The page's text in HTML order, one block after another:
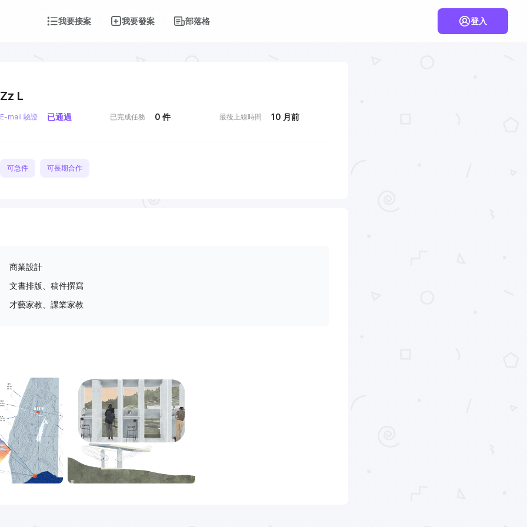
我要接案 我要發案 部落格 登入
Zz L
E-mail 驗證 已通過 已完成任務 0 件 最後上線時間 10 月前
可急件 可長期合作
商業設計
文書排版、稿件撰寫
才藝家教、課業家教